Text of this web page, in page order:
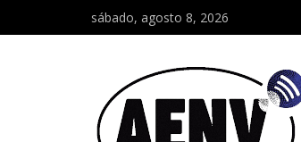
sábado, agosto 8, 2026